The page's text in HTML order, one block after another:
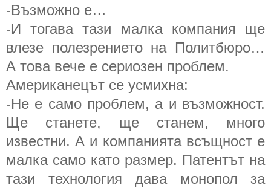
-Възможно е…
-И тогава тази малка компания ще
влезе полезрението на Политбюро…
А това вече е сериозен проблем.
Американецът се усмихна:
-Не е само проблем, а и възможност.
Ще станете, ще станем, много
известни. А и компанията всъщност е
малка само като размер. Патентът на
тази технология дава монопол за